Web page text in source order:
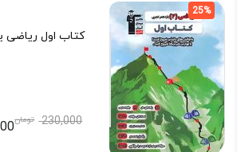
25%
کتاب اول ریاضی
230,000 تومان